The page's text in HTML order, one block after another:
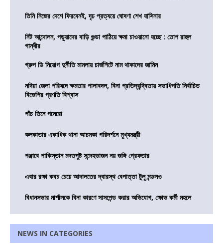
তিনি নিজের দেশে ফিরবেনই, দৃঢ প্রত্যয়ে ঘোষণা শেখ হাসিনার
নিট আন্দোলন, পড়ুয়াদের বাড়ি গুন্ডা পাঠিয়ে ক্ষমা চাওয়ানো হচ্ছে : তোপ রাহুল
গান্ধীর
গ্রুপ ডি নিয়োগ দুর্নীতি মামলায় চার্জশিটে নাম থাকাদের জামিন
নদিয়া জেলা পরিষদে ক্ষমতার পালাবদল, বিনা প্রতিদ্বন্দ্বিতায় সভাধিপতি নির্বাচিত
বিজেপির প্রণতি বিশ্বাস
পাঁচ তিনে পনেরো
কলকাতার একাধিক থানা আচমকা পরিদর্শনে মুখ্যমন্ত্রী
পঞ্জাবে পাকিস্তান মদতপুষ্ট সন্দেহভাজন নয় জঙ্গি গ্রেফতার
এবার রক্ষা কবচ চেয়ে আদালতের দ্বারস্থ বেপাত্তা টুলু মন্ডলও
বিধানসভার মার্শালকে বিনা কারণে সাসপেন্ড করার অভিযোগ, ক্ষোভ কর্মী মহলে
NEWS IN CATEGORIES